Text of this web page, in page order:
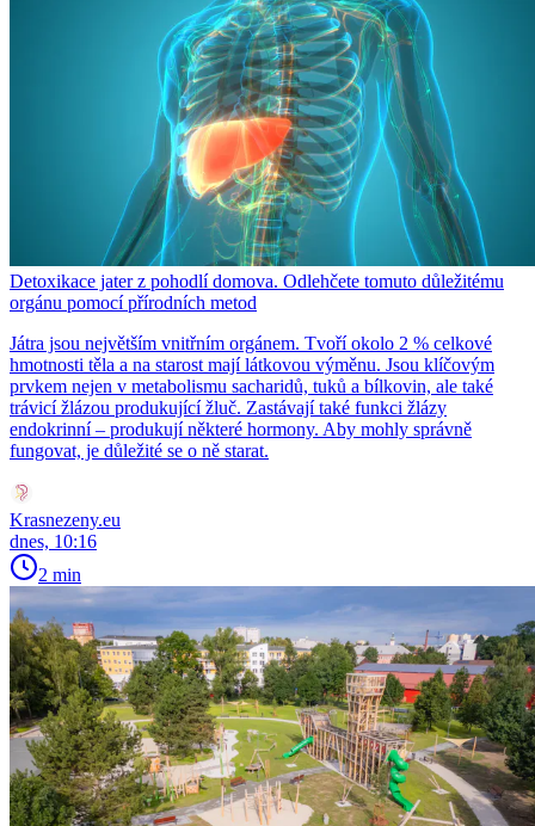
Detoxikace jater z pohodlí domova. Odlehčete tomuto důležitému
orgánu pomocí přírodních metod
Játra jsou největším vnitřním orgánem. Tvoří okolo 2 % celkové
hmotnosti těla a na starost mají látkovou výměnu. Jsou klíčovým
prvkem nejen v metabolismu sacharidů, tuků a bílkovin, ale také
trávicí žlázou produkující žluč. Zastávají také funkci žlázy
endokrinní – produkují některé hormony. Aby mohly správně
fungovat, je důležité se o ně starat.
Krasnezeny.eu
dnes, 10:16
2 min